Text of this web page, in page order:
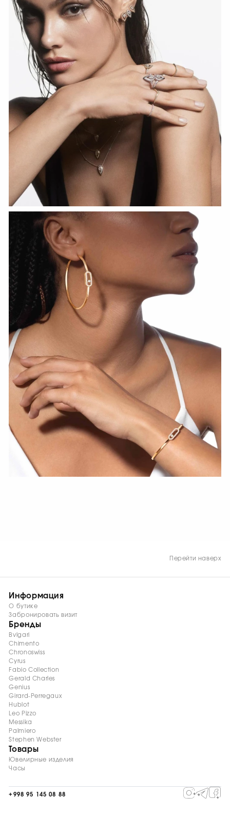
СМОТРЕТЬ СЕЙЧАС
Перейти наверх
Информация
О бутике
Забронировать визит
Бренды
Bvlgari
Chimento
Chronoswiss
Cyrus
Fabio Collection
Gerald Charles
Genius
Girard-Perregaux
Hublot
Leo Pizzo
Messika
Palmiero
Stephen Webster
Товары
Ювелирные изделия
Часы
+998 95 145 08 88